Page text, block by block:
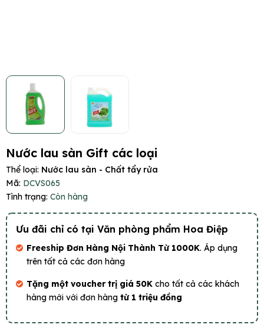
Nước lau sàn Gift các loại
Thể loại: Nước lau sàn - Chất tẩy rửa
Mã: DCVS065
Tình trạng: Còn hàng
Ưu đãi chỉ có tại Văn phòng phẩm Hoa Điệp
Freeship Đơn Hàng Nội Thành Từ 1000K. Áp dụng
trên tất cả các đơn hàng
Tặng một voucher trị giá 50K cho tất cả các khách
hàng mới với đơn hàng từ 1 triệu đồng